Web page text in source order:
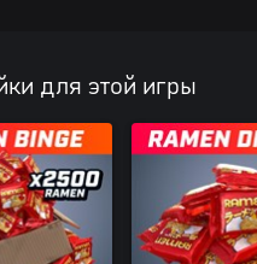
для этой игры